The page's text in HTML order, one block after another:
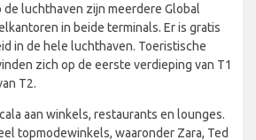
luchthaven zijn meerdere Global
in beide terminals. Er is gratis
in de hele luchthaven. Toeristische
zich op de eerste verdieping van T1
T2.
aan winkels, restaurants en lounges.
topmodewinkels, waaronder Zara, Ted